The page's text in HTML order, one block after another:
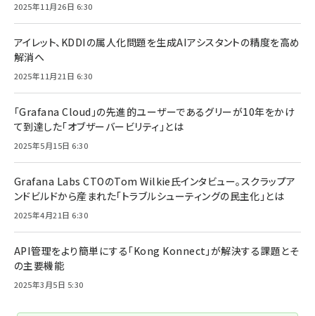
2025年11月26日 6:30
アイレット、KDDIの属人化問題を生成AIアシスタントの精度を高め
解消へ
2025年11月21日 6:30
「Grafana Cloud」の先進的ユーザーであるグリーが10年をかけ
て到達した「オブザーバービリティ」とは
2025年5月15日 6:30
Grafana Labs CTOのTom Wilkie氏インタビュー。スクラップア
ンドビルドから産まれた「トラブルシューティングの民主化」とは
2025年4月21日 6:30
API管理をより簡単にする「Kong Konnect」が解決する課題とそ
の主要機能
2025年3月5日 5:30